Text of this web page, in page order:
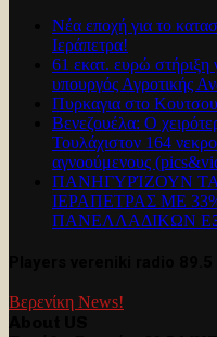
Νέα εποχή για το
Ιεράπετρα!
61 εκατ. ευρώ στήριξη
υπουργός Αγροτικής
Πυρκαγια στο
Βενεζουέλα: Ο
Τουλάχιστον 164
αγνοούμενους
ΠΑΝΗΓΥΡΊΖΟΥΝ
ΙΕΡΑΠΕΤΡΑΣ ΜΕ
ΠΑΝΕΛΛΑΔΙΚΩΝ
Βερενίκη News!